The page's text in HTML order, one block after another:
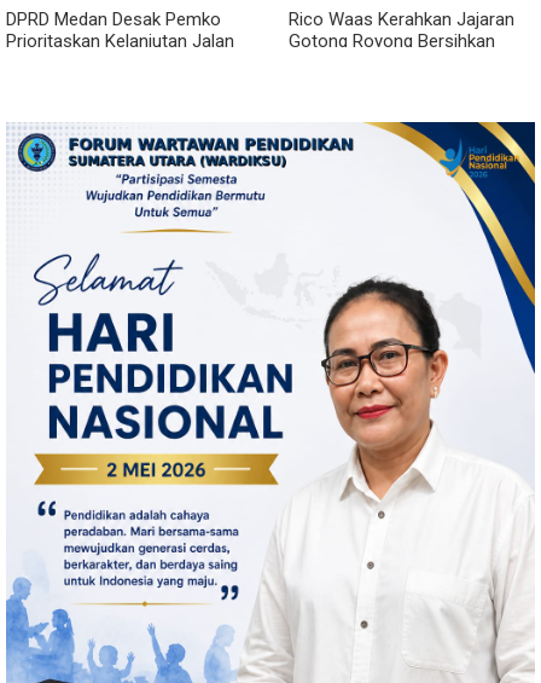
DPRD Medan Desak Pemko
Prioritaskan Kelanjutan Jalan
Rico Waas Kerahkan Jajaran
Gotong Royong Bersihkan